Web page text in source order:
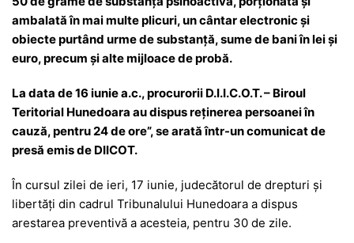
ambalată în mai multe plicuri, un cântar electronic și
obiecte purtând urme de substanță, sume de bani în lei și
euro, precum și alte mijloace de probă.
La data de 16 iunie a.c., procurorii D.I.I.C.O.T. – Biroul
Teritorial Hunedoara au dispus reținerea persoanei în
cauză, pentru 24 de ore”, se arată într-un comunicat de
presă emis de DIICOT.
În cursul zilei de ieri, 17 iunie, judecătorul de drepturi și
libertăți din cadrul Tribunalului Hunedoara a dispus
arestarea preventivă a acesteia, pentru 30 de zile.